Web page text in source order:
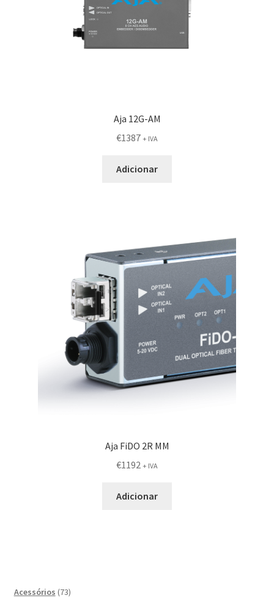
Aja 12G-AM
€1387 + IVA
Adicionar
Aja FiDO 2R MM
€1192 + IVA
Adicionar
Acessórios 7373